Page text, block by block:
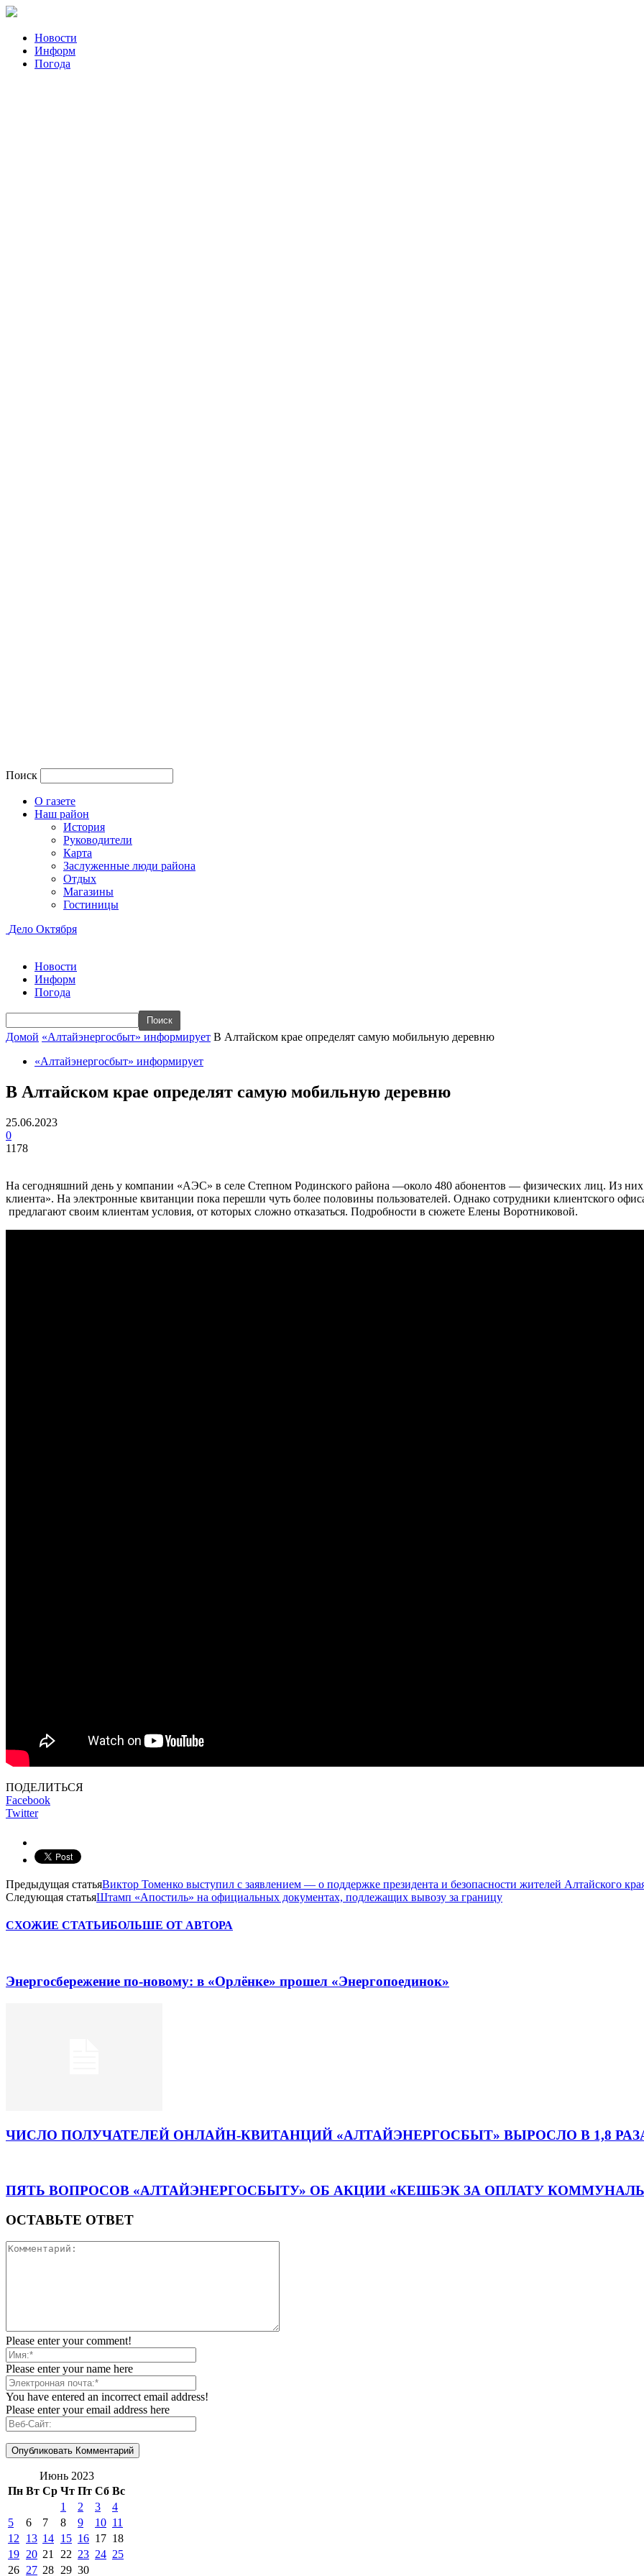
Новости
Информ
Погода
Поиск
О газете
Наш район
История
Руководители
Карта
Заслуженные люди района
Отдых
Магазины
Гостиницы
Дело Октября
Новости
Информ
Погода
Домой «Алтайэнергосбыт» информирует В Алтайском крае определят самую мобильную деревню
«Алтайэнергосбыт» информирует
В Алтайском крае определят самую мобильную деревню
25.06.2023
0
1178
На сегодняшний день у компании «АЭС» в селе Степном Родинского района —около 480 абонентов — физических лиц. Из
клиента». На электронные квитанции пока перешли чуть более половины пользователей. Однако сотрудники клиентского
предлагают своим клиентам условия, от которых сложно отказаться. Подробности в сюжете Елены Воротниковой.
ПОДЕЛИТЬСЯ
Facebook
Twitter
Предыдущая статьяВиктор Томенко выступил с заявлением — о поддержке президента и безопасности жителей Алтайского
Следующая статьяШтамп «Апостиль» на официальных документах, подлежащих вывозу за границу
СХОЖИЕ СТАТЬИБОЛЬШЕ ОТ АВТОРА
Энергосбережение по-новому: в «Орлёнке» прошел «Энергопоединок»
ЧИСЛО ПОЛУЧАТЕЛЕЙ ОНЛАЙН-КВИТАНЦИЙ «АЛТАЙЭНЕРГОСБЫТ» ВЫРОСЛО В 1,8
ПЯТЬ ВОПРОСОВ «АЛТАЙЭНЕРГОСБЫТУ» ОБ АКЦИИ «КЕШБЭК ЗА ОПЛАТУ
ОСТАВЬТЕ ОТВЕТ
Please enter your comment!
Please enter your name here
You have entered an incorrect email address!
Please enter your email address here
Июнь 2023
Пн Вт Ср Чт Пт Сб Вс
1
2 3
4
5
6 7 8 9 10 11
12
13 14 15 16 17 18
19 20 21 22 23 24 25
26 27 28 29 30